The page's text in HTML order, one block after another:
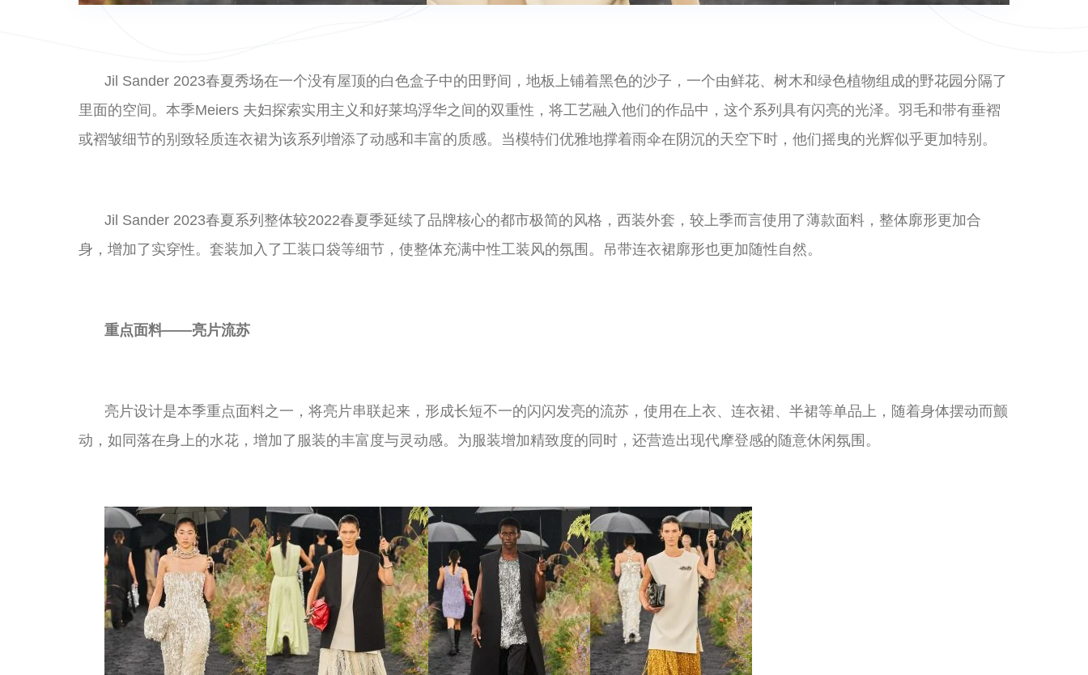
Jil Sander 2023春夏秀场在一个没有屋顶的白色盒子中的田野间，地板上铺着黑色的沙子，一个由鲜花、树木和绿色植物组成的野花园分隔了
里面的空间。本季Meiers 夫妇探索实用主义和好莱坞浮华之间的双重性，将工艺融入他们的作品中，这个系列具有闪亮的光泽。羽毛和带有垂褶
或褶皱细节的别致轻质连衣裙为该系列增添了动感和丰富的质感。当模特们优雅地撑着雨伞在阴沉的天空下时，他们摇曳的光辉似乎更加特别。
Jil Sander 2023春夏系列整体较2022春夏季延续了品牌核心的都市极简的风格，西装外套，较上季而言使用了薄款面料，整体廓形更加合
身，增加了实穿性。套装加入了工装口袋等细节，使整体充满中性工装风的氛围。吊带连衣裙廓形也更加随性自然。
重点面料——亮片流苏
亮片设计是本季重点面料之一，将亮片串联起来，形成长短不一的闪闪发亮的流苏，使用在上衣、连衣裙、半裙等单品上，随着身体摆动而颤
动，如同落在身上的水花，增加了服装的丰富度与灵动感。为服装增加精致度的同时，还营造出现代摩登感的随意休闲氛围。